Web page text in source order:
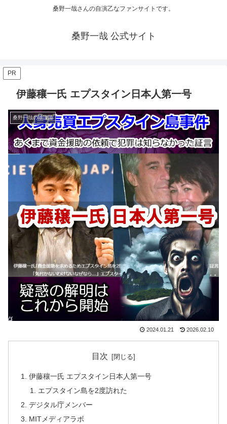
桑野一哉さんの自演乙なファンサイトです。
桑野一哉 公式サイト
PR
伊藤穰一氏 エプスタイン日本人第一号
桑野一哉の陰謀論
2024.01.21 2026.02.10
目次
伊藤穰一氏 エプスタイン日本人第一号
エプスタイン島を2度訪れた
デジタル庁メンバー
MITメディアラボ